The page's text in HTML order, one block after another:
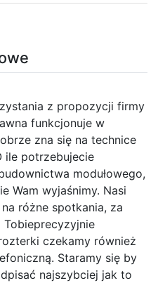
z propozycji firmy
funkcjonuje w
zna się na technice
ile potrzebujecie
modułowego,
Wam wyjaśnimy. Nasi
różne spotkania, za
czekamy również
Staramy się by
najszybciej jak to